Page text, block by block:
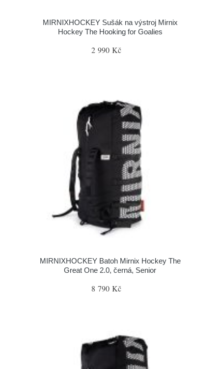
MIRNIXHOCKEY Sušák na výstroj Mirnix
Hockey The Hooking for Goalies
2 990 Kč
MIRNIXHOCKEY Batoh Mirnix Hockey The
Great One 2.0, černá, Senior
8 790 Kč